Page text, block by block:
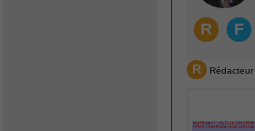
R F
R Rédacteur